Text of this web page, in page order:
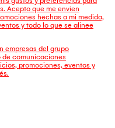
Acepto que me envien
hechas a mi medida,
y todo lo que se alinee
empresas del grupo
de comunicaciones
promociones, eventos y